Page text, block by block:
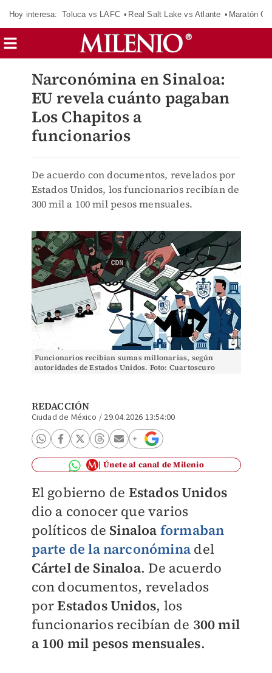
Hoy interesa: Toluca vs LAFC Real Salt Lake vs Atlante Maratón
Narconómina en Sinaloa:
EU revela cuánto pagaban
Los Chapitos a
funcionarios
De acuerdo con documentos, revelados por
Estados Unidos, los funcionarios recibían de
300 mil a 100 mil pesos mensuales.
Funcionarios recibían sumas millonarias, según
autoridades de Estados Unidos. Foto: Cuartoscuro
REDACCIÓN
Ciudad de México / 29.04.2026 13:54:00
Únete al canal de Milenio
El gobierno de Estados Unidos
dio a conocer que varios
políticos de Sinaloa formaban
parte de la narconómina del
Cártel de Sinaloa. De acuerdo
con documentos, revelados
porEstados Unidos, los
funcionarios recibían de 300 mil
a 100 mil pesos mensuales.